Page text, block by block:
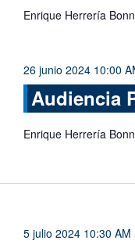
Enrique Herrería
26 junio 2024 10:00
Audiencia
Enrique Herrería
5 julio 2024 10:30 AM